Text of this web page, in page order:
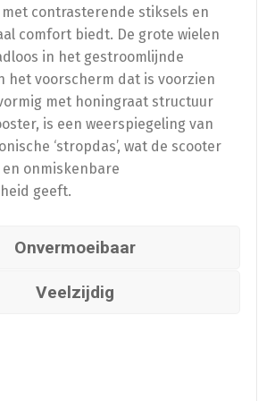
contrasterende stiksels en
comfort biedt. De grote wielen
in het gestroomlijnde
het voorscherm dat is voorzien
met honingraat structuur
is een weerspiegeling van
‘stropdas’, wat de scooter
onmiskenbare
geeft.
Onvermoeibaar
Veelzijdig